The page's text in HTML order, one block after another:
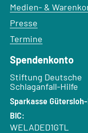
Medien- &
Presse
Termine
Spendenkonto
Empfänger:
Stiftung Deutsche
Schlaganfall-Hilfe
Bank:
Sparkasse
BIC:
WELADED1GTL